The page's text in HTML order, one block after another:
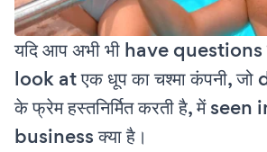
यदि आप अभी भी have questions
look at एक धूप का चश्मा कंपनी,
के फ्रेम हस्तनिर्मित करती है, में
business क्या है।